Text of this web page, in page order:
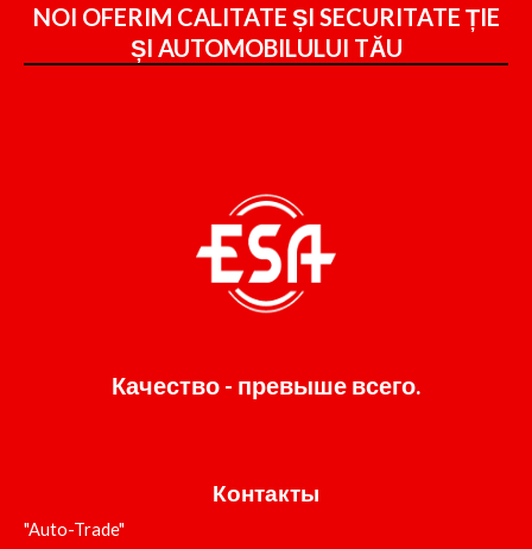
NOI OFERIM CALITATE ȘI SECURITATE ȚIE
ȘI AUTOMOBILULUI TĂU
Качество - превыше всего.
Контакты
"Auto-Trade"